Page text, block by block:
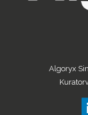
Algoryx